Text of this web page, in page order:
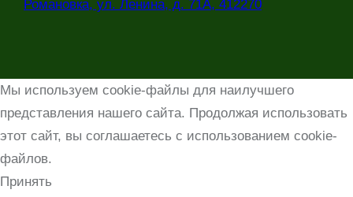
Романовка, ул. Ленина, д. 71А, 412270
Мы используем cookie-файлы для наилучшего
представления нашего сайта. Продолжая использовать
этот сайт, вы соглашаетесь с использованием cookie-
файлов.
Принять